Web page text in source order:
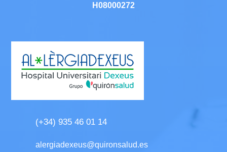
H08000272
(+34) 935 46 01 14
alergiadexeus@quironsalud.es